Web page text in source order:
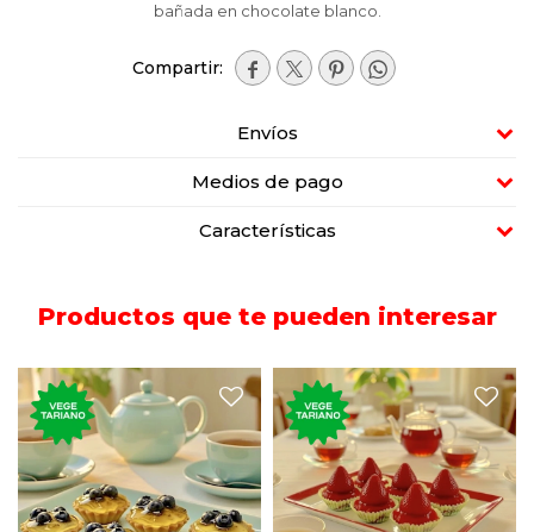
bañada en chocolate blanco.
   
Envíos
Medios de pago
Características
Productos que te pueden interesar
250 gramos de masitas de
arándano con crema
pastelera.
250 gramos de masitas de
frutilla con crema pastelera.